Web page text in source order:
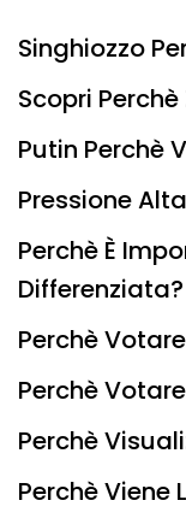
Singhiozzo
Scopri
Putin Perchè
Pressione
Perchè È
Differenziata?
Perchè
Perchè
Perchè
Perchè Viene